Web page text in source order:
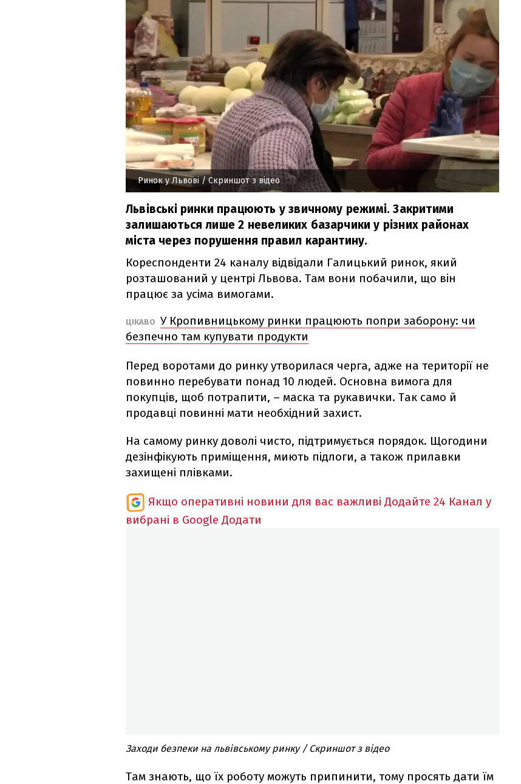
Ринок у Львові / Скриншот з відео
Львівські ринки працюють у звичному режимі. Закритими
залишаються лише 2 невеликих базарчики у різних районах
міста через порушення правил карантину.
Кореспонденти 24 каналу відвідали Галицький ринок, який
розташований у центрі Львова. Там вони побачили, що він
працює за усіма вимогами.
ЦІКАВО У Кропивницькому ринки працюють попри заборону: чи
безпечно там купувати продукти
Перед воротами до ринку утворилася черга, адже на території не
повинно перебувати понад 10 людей. Основна вимога для
покупців, щоб потрапити, – маска та рукавички. Так само й
продавці повинні мати необхідний захист.
На самому ринку доволі чисто, підтримується порядок. Щогодини
дезінфікують приміщення, миють підлоги, а також прилавки
захищені плівками.
Якщо оперативні новини для вас важливі Додайте 24 Канал у
вибрані в Google Додати
Заходи безпеки на львівському ринку / Скриншот з відео
Там знають, що їх роботу можуть припинити, тому просять дати їм